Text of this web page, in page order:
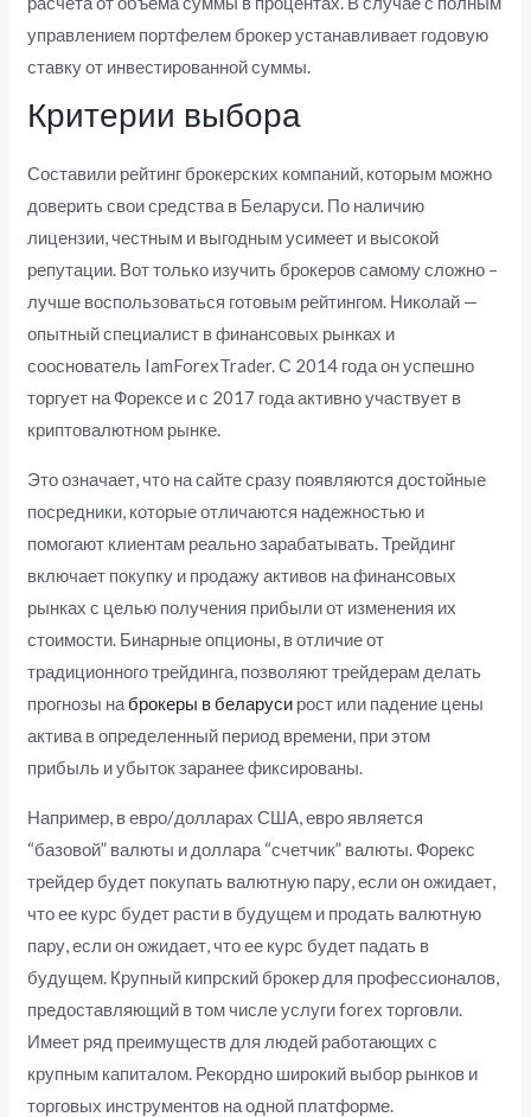
управлением портфелем брокер устанавливает годовую
ставку от инвестированной суммы.
Критерии выбора
Составили рейтинг брокерских компаний, которым можно
доверить свои средства в Беларуси. По наличию
лицензии, честным и выгодным усимеет и высокой
репутации. Вот только изучить брокеров самому сложно –
лучше воспользоваться готовым рейтингом. Николай —
опытный специалист в финансовых рынках и
сооснователь IamForexTrader. С 2014 года он успешно
торгует на Форексе и с 2017 года активно участвует в
криптовалютном рынке.
Это означает, что на сайте сразу появляются достойные
посредники, которые отличаются надежностью и
помогают клиентам реально зарабатывать. Трейдинг
включает покупку и продажу активов на финансовых
рынках с целью получения прибыли от изменения их
стоимости. Бинарные опционы, в отличие от
традиционного трейдинга, позволяют трейдерам делать
прогнозы наброкеры в беларуси рост или падение цены
актива в определенный период времени, при этом
прибыль и убыток заранее фиксированы.
Например, в евро/долларах США, евро является
“базовой” валюты и доллара “счетчик” валюты. Форекс
трейдер будет покупать валютную пару, если он ожидает,
что ее курс будет расти в будущем и продать валютную
пару, если он ожидает, что ее курс будет падать в
будущем. Крупный кипрский брокер для профессионалов,
предоставляющий в том числе услуги forex торговли.
Имеет ряд преимуществ для людей работающих с
крупным капиталом. Рекордно широкий выбор рынков и
торговых инструментов на одной платформе.